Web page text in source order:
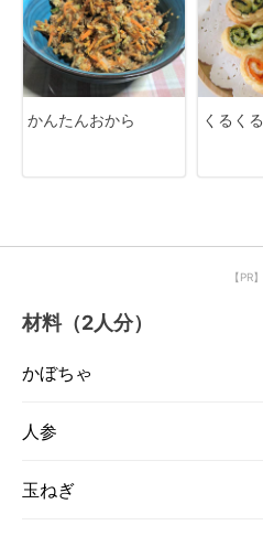
かんたんおから くるく
【PR】
材料（2人分）
かぼちゃ
人参
玉ねぎ